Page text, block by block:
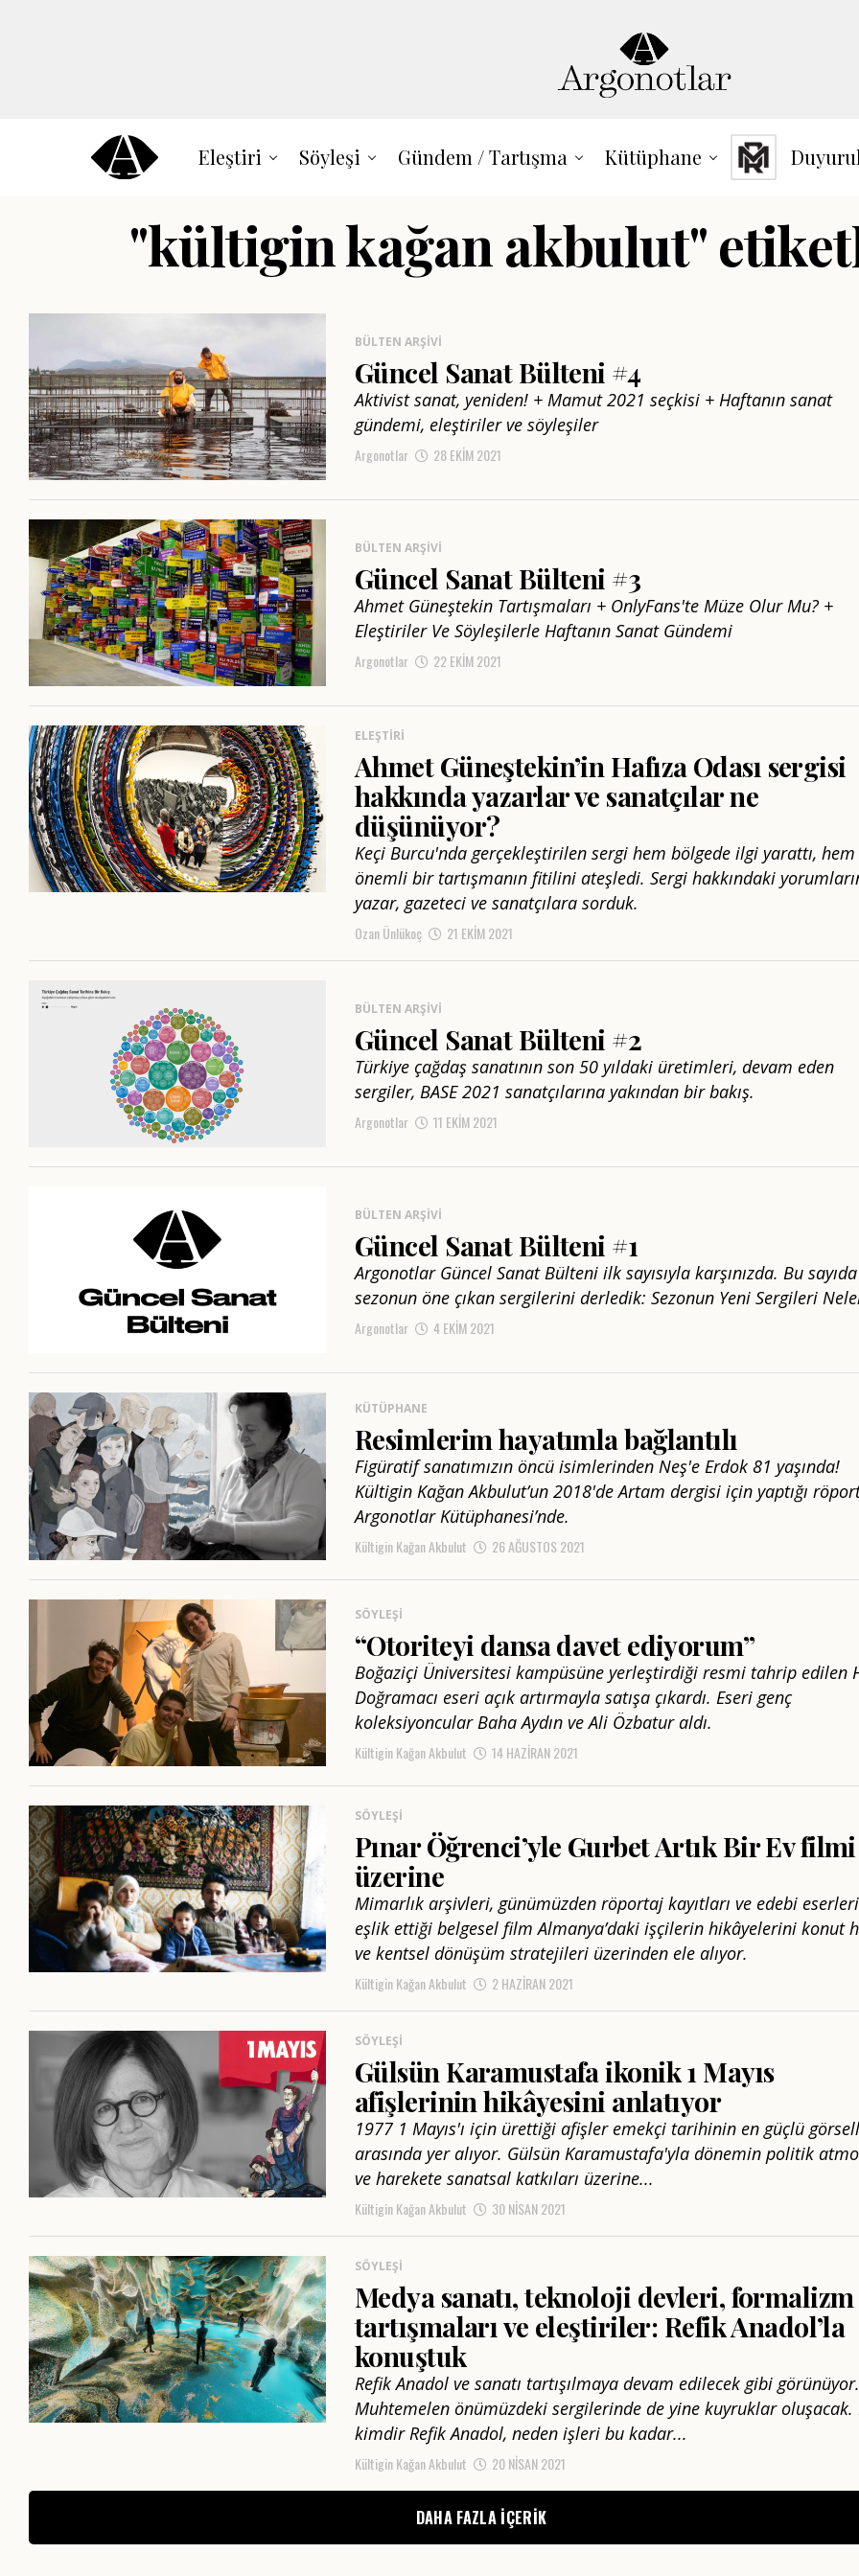
Eleştiri Söyleşi Gündem / Tartışma Kütüphane
"kültigin kağan akbulut"
BÜLTEN ARŞIVI
Güncel Sanat Bülteni #4
Aktivist sanat, yeniden! + Mamut 2021 seçkisi + Haftanın sanat
gündemi, eleştiriler ve söyleşiler
Argonotlar 28 EKIM 2021
BÜLTEN ARŞIVI
Güncel Sanat Bülteni #3
Ahmet Güneştekin Tartışmaları + OnlyFans'te Müze Olur Mu? +
Eleştiriler Ve Söyleşilerle Haftanın Sanat Gündemi
Argonotlar 22 EKIM 2021
ELEŞTIRI
Ahmet Güneştekin’in Hafıza Odası sergisi
hakkında yazarlar ve sanatçılar ne
düşünüyor?
Keçi Burcu'nda gerçekleştirilen sergi hem bölgede ilgi yarattı, hem
önemli bir tartışmanın fitilini ateşledi. Sergi hakkındaki
yazar, gazeteci ve sanatçılara sorduk.
Ozan Ünlükoç 21 EKIM 2021
BÜLTEN ARŞIVI
Güncel Sanat Bülteni #2
Türkiye çağdaş sanatının son 50 yıldaki üretimleri, devam eden
sergiler, BASE 2021 sanatçılarına yakından bir bakış.
Argonotlar 11 EKIM 2021
BÜLTEN ARŞIVI
Güncel Sanat Bülteni #1
Argonotlar Güncel Sanat Bülteni ilk sayısıyla karşınızda. Bu sayıda
sezonun öne çıkan sergilerini derledik: Sezonun Yeni Sergileri
Argonotlar 4 EKIM 2021
KÜTÜPHANE
Resimlerim hayatımla bağlantılı
Figüratif sanatımızın öncü isimlerinden Neş'e Erdok 81 yaşında!
Kültigin Kağan Akbulut’un 2018'de Artam dergisi için yaptığı
Argonotlar Kütüphanesi’nde.
Kültigin Kağan Akbulut 26 AĞUSTOS 2021
SÖYLEŞI
“Otoriteyi dansa davet ediyorum”
Boğaziçi Üniversitesi kampüsüne yerleştirdiği resmi tahrip edilen
Doğramacı eseri açık artırmayla satışa çıkardı. Eseri genç
koleksiyoncular Baha Aydın ve Ali Özbatur aldı.
Kültigin Kağan Akbulut 14 HAZIRAN 2021
SÖYLEŞI
Pınar Öğrenci’yle Gurbet Artık Bir Ev filmi
üzerine
Mimarlık arşivleri, günümüzden röportaj kayıtları ve edebi
eşlik ettiği belgesel film Almanya’daki işçilerin hikâyelerini konut
ve kentsel dönüşüm stratejileri üzerinden ele alıyor.
Kültigin Kağan Akbulut 2 HAZIRAN 2021
SÖYLEŞI
Gülsün Karamustafa ikonik 1 Mayıs
afişlerinin hikâyesini anlatıyor
1977 1 Mayıs'ı için ürettiği afişler emekçi tarihinin en güçlü
arasında yer alıyor. Gülsün Karamustafa'yla dönemin politik
ve harekete sanatsal katkıları üzerine...
Kültigin Kağan Akbulut 30 NISAN 2021
SÖYLEŞI
Medya sanatı, teknoloji devleri, formalizm
tartışmaları ve eleştiriler: Refik Anadol’la
konuştuk
Refik Anadol ve sanatı tartışılmaya devam edilecek gibi görünüyor.
Muhtemelen önümüzdeki sergilerinde de yine kuyruklar oluşacak.
kimdir Refik Anadol, neden işleri bu kadar...
Kültigin Kağan Akbulut 20 NISAN 2021
DAHA FAZLA IÇERIK